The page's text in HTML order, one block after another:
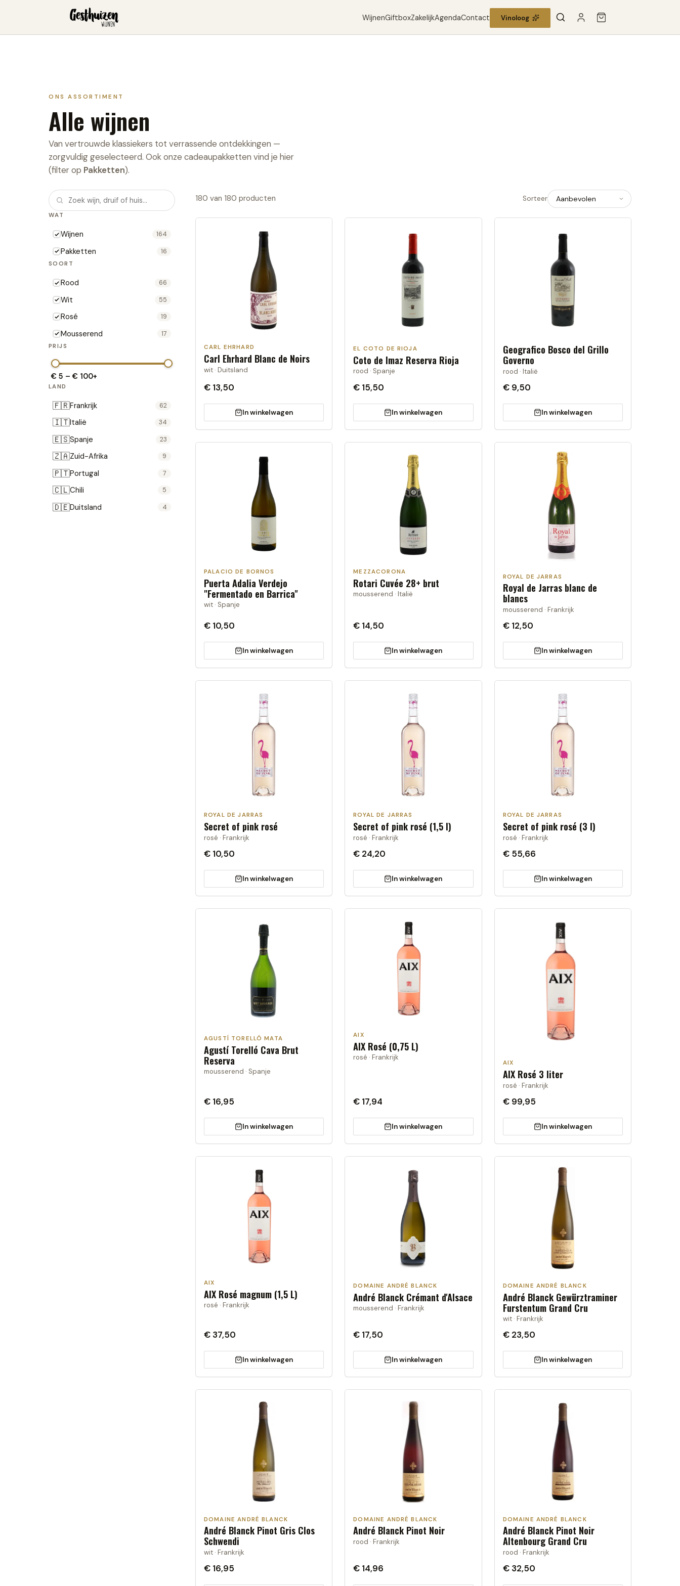
WijnenGiftboxZakelijkAgendaContact Vinoloog
ONS ASSORTIMENT
Alle wijnen
Van vertrouwde klassiekers tot verrassende ontdekkingen —
zorgvuldig geselecteerd. Ook onze cadeaupakketten vind je hier
(filter op Pakketten).
WAT
Wijnen 164
Pakketten 16
SOORT
Rood 66
Wit 55
Rosé 19
Mousserend 17
PRIJS
€ 5 –€ 100+
LAND
🇫🇷Frankrijk 62
🇮🇹Italië 34
🇪🇸Spanje 23
🇿🇦Zuid-Afrika 9
🇵🇹Portugal 7
🇨🇱Chili 5
🇩🇪Duitsland 4
180 van 180 producten Sorteer
CARL EHRHARD
Carl Ehrhard Blanc de Noirs
wit · Duitsland
€ 13,50
In winkelwagen
EL COTO DE RIOJA
Coto de Imaz Reserva Rioja
rood · Spanje
€ 15,50
In winkelwagen
Geografico Bosco del Grillo
Governo
rood · Italië
€ 9,50
In winkelwagen
PALACIO DE BORNOS
Puerta Adalia Verdejo
"Fermentado en Barrica"
wit · Spanje
€ 10,50
In winkelwagen
MEZZACORONA
Rotari Cuvée 28+ brut
mousserend · Italië
€ 14,50
In winkelwagen
ROYAL DE JARRAS
Royal de Jarras blanc de
blancs
mousserend · Frankrijk
€ 12,50
In winkelwagen
ROYAL DE JARRAS
Secret of pink rosé
rosé · Frankrijk
€ 10,50
In winkelwagen
ROYAL DE JARRAS
Secret of pink rosé (1,5 l)
rosé · Frankrijk
€ 24,20
In winkelwagen
ROYAL DE JARRAS
Secret of pink rosé (3 l)
rosé · Frankrijk
€ 55,66
In winkelwagen
AGUSTÍ TORELLÓ MATA
Agustí Torelló Cava Brut
Reserva
mousserend · Spanje
€ 16,95
In winkelwagen
AIX
AIX Rosé (0,75 L)
rosé · Frankrijk
€ 17,94
In winkelwagen
AIX
AIX Rosé 3 liter
rosé · Frankrijk
€ 99,95
In winkelwagen
AIX
AIX Rosé magnum (1,5 L)
rosé · Frankrijk
€ 37,50
In winkelwagen
DOMAINE ANDRÉ BLANCK
André Blanck Crémant d'Alsace
mousserend · Frankrijk
€ 17,50
In winkelwagen
DOMAINE ANDRÉ BLANCK
André Blanck Gewürztraminer
Furstentum Grand Cru
wit · Frankrijk
€ 23,50
In winkelwagen
DOMAINE ANDRÉ BLANCK
André Blanck Pinot Gris Clos
Schwendi
wit · Frankrijk
€ 16,95
DOMAINE ANDRÉ BLANCK
André Blanck Pinot Noir
rood · Frankrijk
€ 14,96
DOMAINE ANDRÉ BLANCK
André Blanck Pinot Noir
Altenbourg Grand Cru
rood · Frankrijk
€ 32,50